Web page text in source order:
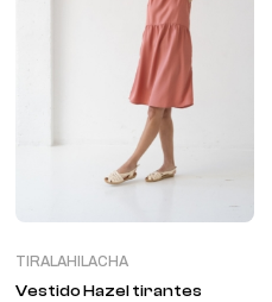
TIRALAHILACHA
Vestido Hazel tirantes